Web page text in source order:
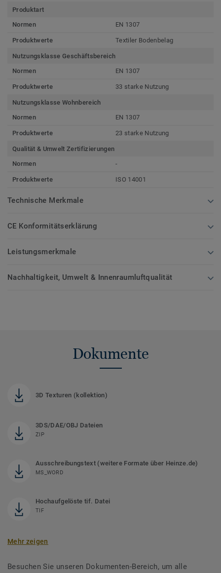
Produktart
Normen
EN 1307
Produktwerte Textiler Bodenbelag
Nutzungsklasse Geschäftsbereich
Normen
EN 1307
Produktwerte 33 starke Nutzung
Nutzungsklasse Wohnbereich
Normen
EN 1307
Produktwerte 23 starke Nutzung
Qualität & Umwelt Zertifizierungen
Normen
-
Produktwerte ISO 14001
Technische Merkmale
CE Konformitätserklärung
Leistungsmerkmale
Nachhaltigkeit, Umwelt & Innenraumluftqualität
Dokumente
3D Texturen (kollektion)
3DS/DAE/OBJ Dateien
ZIP
Ausschreibungstext (weitere Formate über Heinze.de)
MS_WORD
Hochaufgelöste tif. Datei
TIF
Mehr zeigen
Besuchen Sie unseren Dokumenten-Bereich, um alle